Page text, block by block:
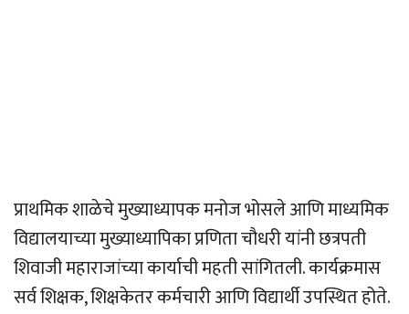
प्राथमिक शाळेचे मुख्याध्यापक मनोज भोसले आणि माध्यमिक
विद्यालयाच्या मुख्याध्यापिका प्रणिता चौधरी यांनी छत्रपती
शिवाजी महाराजांच्या कार्याची महती सांगितली. कार्यक्रमास
सर्व शिक्षक, शिक्षकेतर कर्मचारी आणि विद्यार्थी उपस्थित होते.